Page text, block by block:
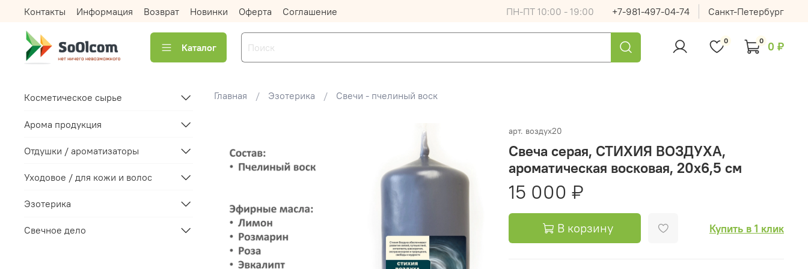
Контакты Информация Возврат Новинки Оферта Соглашение ПН-ПТ 10:00 - 19:00 +7-981-497-04-74 Санкт-Петербург
Каталог
0 0 0 ₽
Главная Эзотерика Свечи - пчелиный воск
арт. воздух20
Свеча серая, СТИХИЯ ВОЗДУХА,
ароматическая восковая, 20х6,5 см
15 000 ₽
В корзину Купить в 1 клик
Косметическое сырье
Арома продукция
Отдушки / ароматизаторы
Уходовое / для кожи и волос
Эзотерика
Свечное дело